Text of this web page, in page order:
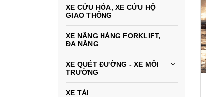
XE CỨU HỎA, XE CỨU HỘ
GIAO THÔNG
XE NÂNG HÀNG FORKLIFT,
ĐA NĂNG
XE QUÉT ĐƯỜNG - XE MÔI
TRƯỜNG
XE TẢI